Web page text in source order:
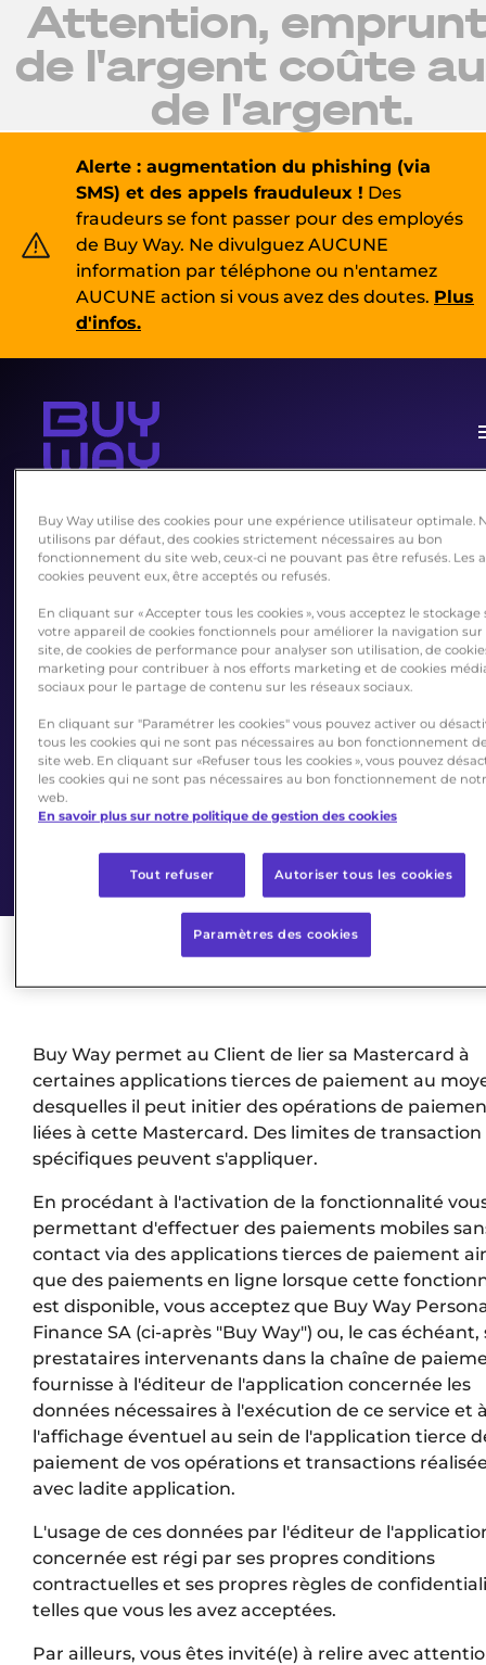
Attention,
de l'argent coûte
de l'argent.
Alerte : augmentation du phishing (via
SMS) et des appels frauduleux ! Des
fraudeurs se font passer pour des employés
de Buy Way. Ne divulguez AUCUNE
information par téléphone ou n'entamez
AUCUNE action si vous avez des doutes. Plus
d'infos.
Informations légales
CONDITIONS
APPLICATIONS
TIERCES DE
PAIEMENT
Buy Way permet au Client de lier sa Mastercard à
certaines applications tierces de paiement au
desquelles il peut initier des opérations de
liées à cette Mastercard. Des limites de transaction
spécifiques peuvent s'appliquer.
En procédant à l'activation de la fonctionnalité
permettant d'effectuer des paiements mobiles
contact via des applications tierces de paiement
que des paiements en ligne lorsque cette
est disponible, vous acceptez que Buy Way
Finance SA (ci-après "Buy Way") ou, le cas échéant,
prestataires intervenants dans la chaîne de
fournisse à l'éditeur de l'application concernée les
données nécessaires à l'exécution de ce service et
l'affichage éventuel au sein de l'application tierce
paiement de vos opérations et transactions
avec ladite application.
L'usage de ces données par l'éditeur de
concernée est régi par ses propres conditions
contractuelles et ses propres règles de
telles que vous les avez acceptées.
Par ailleurs, vous êtes invité(e) à relire avec
Buy Way utilise des cookies pour une expérience utilisateur optimale.
utilisons par défaut, des cookies strictement nécessaires au bon
fonctionnement du site web, ceux-ci ne pouvant pas être refusés. Les
cookies peuvent eux, être acceptés ou refusés.
En cliquant sur « Accepter tous les cookies », vous acceptez le stockage
votre appareil de cookies fonctionnels pour améliorer la navigation
site, de cookies de performance pour analyser son utilisation, de
marketing pour contribuer à nos efforts marketing et de cookies
sociaux pour le partage de contenu sur les réseaux sociaux.
En cliquant sur "Paramétrer les cookies" vous pouvez activer ou
tous les cookies qui ne sont pas nécessaires au bon fonctionnement
site web. En cliquant sur «Refuser tous les cookies », vous pouvez
les cookies qui ne sont pas nécessaires au bon fonctionnement de
web.
En savoir plus sur notre politique de gestion des cookies
Tout refuser Autoriser tous les cookies
Paramètres des cookies